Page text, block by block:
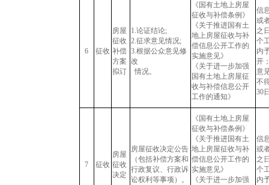
6 征收
房屋
征收
补偿
方案
拟订
1.论证结论;
2.征求意见情况;
3.根据公众意见修
改
情况。
《国有土地上房屋
征收与补偿条例》
《关于推进国有土
地上房屋征收与补
偿信息公开工作的
实施意见》
《关于进一步加强
国有土地上房屋征
收与补偿信息公开
工作的通知》
信
或
之
个
内
开
意
不
30
7 征收
房屋
征收
决定
房屋征收决定公告
（包括补偿方案和
行政复议、行政诉
讼权利等事项）。
《国有土地上房屋
征收与补偿条例》
《关于推进国有土
地上房屋征收与补
偿信息公开工作的
实施意见》
《关于进一步加强
信
或
之
个
内